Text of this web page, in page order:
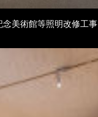
美術館等照明改修工事